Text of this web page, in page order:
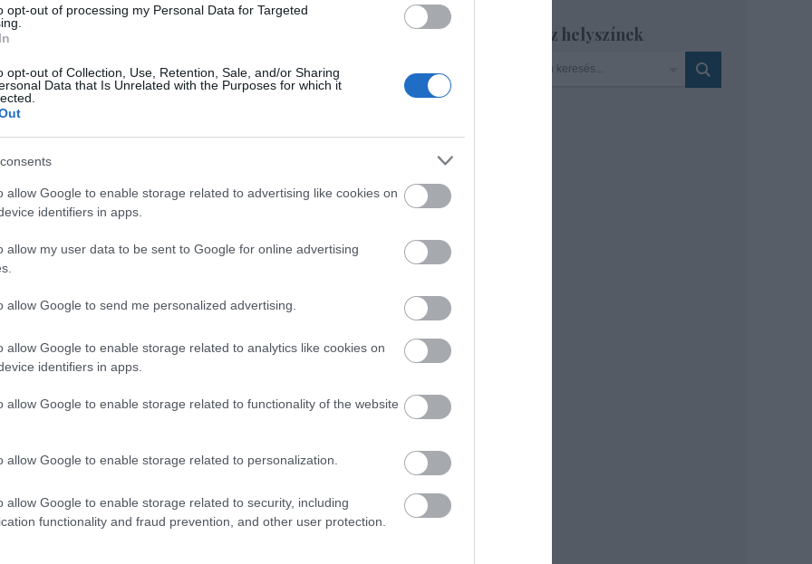
opt-out of processing my Personal Data for Targeted
opt-out of Collection, Use, Retention, Sale, and/or Sharing
Data that Is Unrelated with the Purposes for which it
allow Google to enable storage related to advertising like cookies on
identifiers in apps.
allow my user data to be sent to Google for online advertising
allow Google to send me personalized advertising.
allow Google to enable storage related to analytics like cookies on
identifiers in apps.
allow Google to enable storage related to functionality of the website
allow Google to enable storage related to personalization.
allow Google to enable storage related to security, including
functionality and fraud prevention, and other user protection.
próbájáról. Fotó: Orosz Bálint
Proton Színház csapatába, azUtolsócímű előadásba.
egymást, és ő már találkozott hallássérült
előadáson találkoztunk, ahol megtudta,
tudta elképzelni - nem is csodálkozom rajta.
sokáig gondolkodott rajta: valami különlegeset akart,
volna szóba egy hagyományos szerep. Idén
Szinház helyszínek